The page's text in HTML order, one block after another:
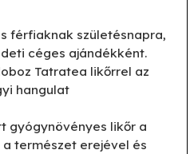
férfiaknak születésnapra,
céges ajándékként.
Tatratea likőrrel az
hangulat
gyógynövényes likőr a
természet erejével és